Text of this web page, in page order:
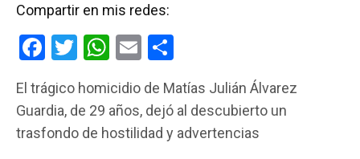
Compartir en mis redes:
F
ce
b
T
tt
er
W
at
s
E
ail m
p
El trágico homicidio de Matías Julián Álvarez
Guardia, de 29 años, dejó al descubierto un
trasfondo de hostilidad y advertencias